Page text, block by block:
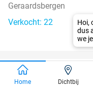
Geraardsbergen
Verkocht: 22
Dagentree voor
Home Dichtbij